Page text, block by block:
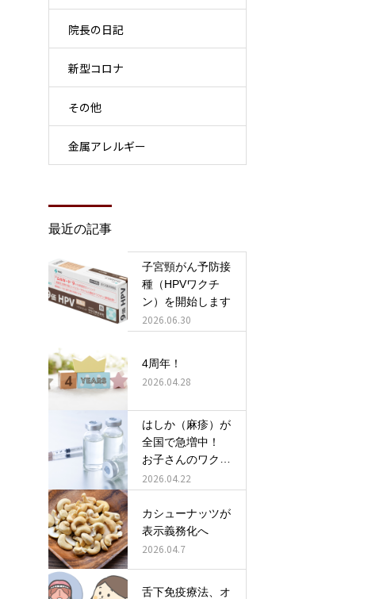
院長の日記
新型コロナ
その他
金属アレルギー
最近の記事
子宮頸がん予防接
種（HPVワクチ
ン）を開始します
2026.06.30
4周年！
2026.04.28
はしか（麻疹）が
全国で急増中！
お子さんのワクチ
ン接種、確認しま
しょう！
2026.04.22
カシューナッツが
表示義務化へ
2026.04.7
舌下免疫療法、オ